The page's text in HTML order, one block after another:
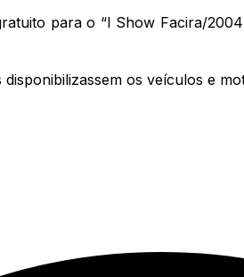
para o “I Show Facira/
os veículos e